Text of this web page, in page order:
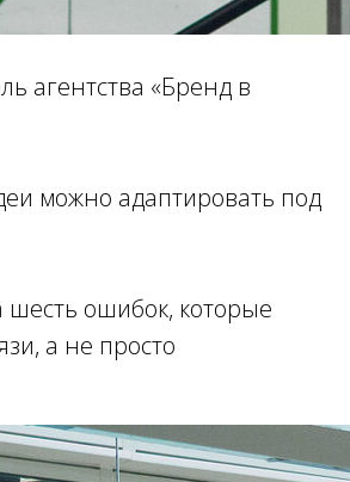
агентства «Бренд в
можно адаптировать под
шесть ошибок, которые
а не просто